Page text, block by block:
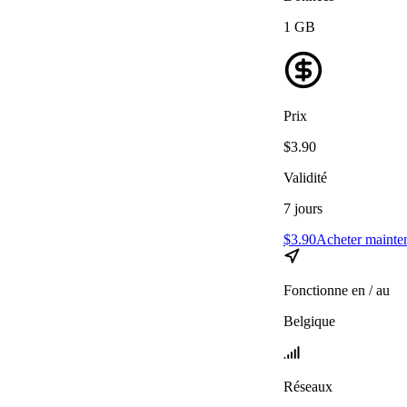
1 GB
Prix
$3.90
Validité
7 jours
$3.90Acheter
Fonctionne en / au
Belgique
Réseaux